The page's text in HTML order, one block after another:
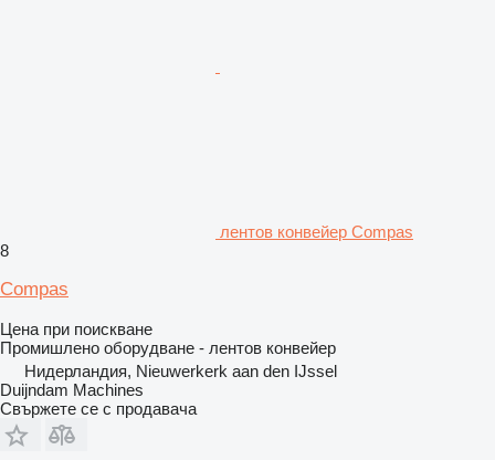
лентов конвейер Compas
8
Compas
Цена при поискване
Промишлено оборудване - лентов конвейер
Нидерландия, Nieuwerkerk aan den IJssel
Duijndam Machines
Свържете се с продавача